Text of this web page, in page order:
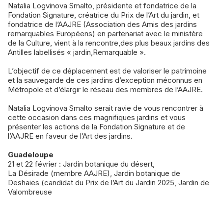
Natalia Logvinova Smalto, présidente et fondatrice de la
Fondation Signature, créatrice du Prix de l’Art du jardin, et
fondatrice de l’AAJRE (Association des Amis des jardins
remarquables Européens) en partenariat avec le ministère
de la Culture, vient à la rencontre,des plus beaux jardins des
Antilles labellisés « jardin,Remarquable ».
L’objectif de ce déplacement est de valoriser le patrimoine
et la sauvegarde de ces jardins d’exception méconnus en
Métropole et d’élargir le réseau des membres de l’AAJRE.
Natalia Logvinova Smalto serait ravie de vous rencontrer à
cette occasion dans ces magnifiques jardins et vous
présenter les actions de la Fondation Signature et de
l’AAJRE en faveur de l’Art des jardins.
Guadeloupe
21 et 22 février : Jardin botanique du désert,
La Désirade (membre AAJRE), Jardin botanique de
Deshaies (candidat du Prix de l’Art du Jardin 2025, Jardin de
Valombreuse